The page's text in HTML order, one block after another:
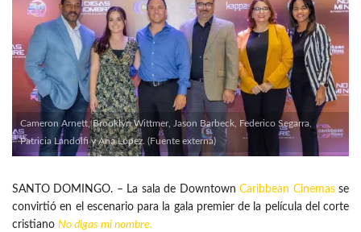
Cameron Arnett, Brooklyn Wittmer, Jason Barbeck, Federico Segarra,
Patricia Landolfi y Ana López. (Fuente externa)
SANTO DOMINGO. – La sala de DowntownCaribbean Cinemasse
convirtió en el escenario para la gala premier de la película del corte
cristiano No digas mi nombre.